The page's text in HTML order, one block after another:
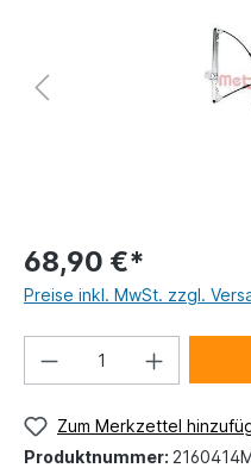
68,90 €*
Preise inkl. MwSt. zzgl.
Zum Merkzettel
Produktnummer: